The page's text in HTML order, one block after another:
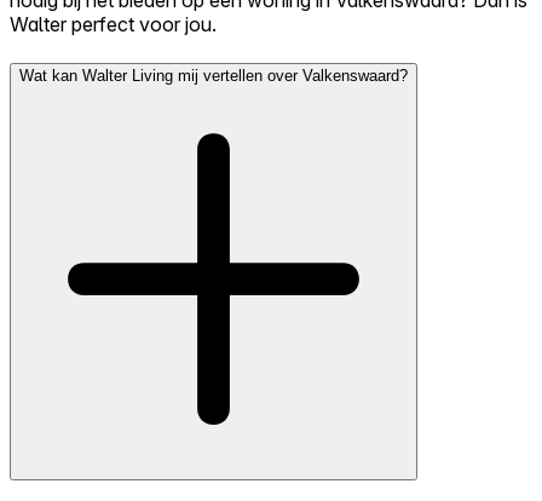
Walter perfect voor jou.
Wat kan Walter Living mij vertellen over Valkenswaard?